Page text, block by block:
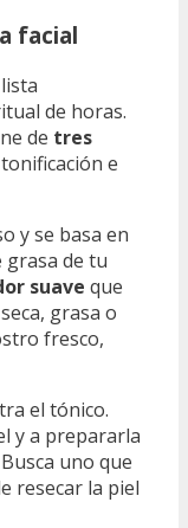
facial
de horas.
de tres
e
y se basa en
grasa de tu
suave que
grasa o
fresco,
el tónico.
y a prepararla
uno que
resecar la piel